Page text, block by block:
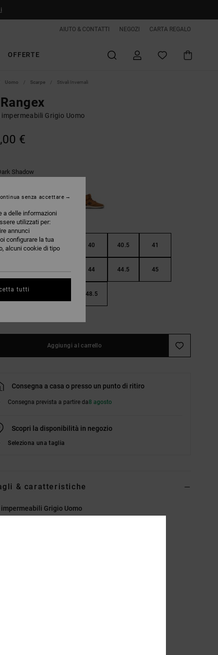
AIUTO & CONTATTI NEGOZI CARTA REGALO
OFFERTE
Uomo Scarpe Stivali Invernali
Grigio Uomo
€
Shadow
38.5 40 40.5 41
44 44.5 45
46.5 48.5
Aggiungi al carrello
Consegna a casa o presso un punto di ritiro
Consegna prevista a partire da8 agosto
Scopri la disponibilità in negozio
Seleziona una taglia
& caratteristiche
Grigio Uomo
a delle informazioni
utilizzati per:
annunci
configurare la tua
alcuni cookie di tipo
senza accettare
tutti